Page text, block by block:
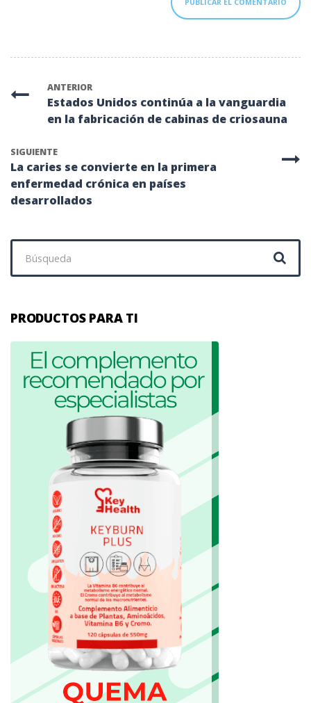
ANTERIOR
Estados Unidos continúa a la vanguardia
en la fabricación de cabinas de criosauna
SIGUIENTE
La caries se convierte en la primera
enfermedad crónica en países
desarrollados
PRODUCTOS PARA TI